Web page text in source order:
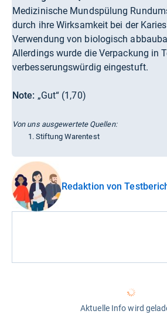
Medizinische Mundspülung
durch ihre Wirksamkeit bei der
Verwendung von biologisch
Allerdings wurde die Verpackung in
verbesserungswürdig eingestuft.
Note: „Gut“ (1,70)
Von uns ausgewertete Quellen:
Stiftung Warentest
Redaktion von
Aktuelle Info wird